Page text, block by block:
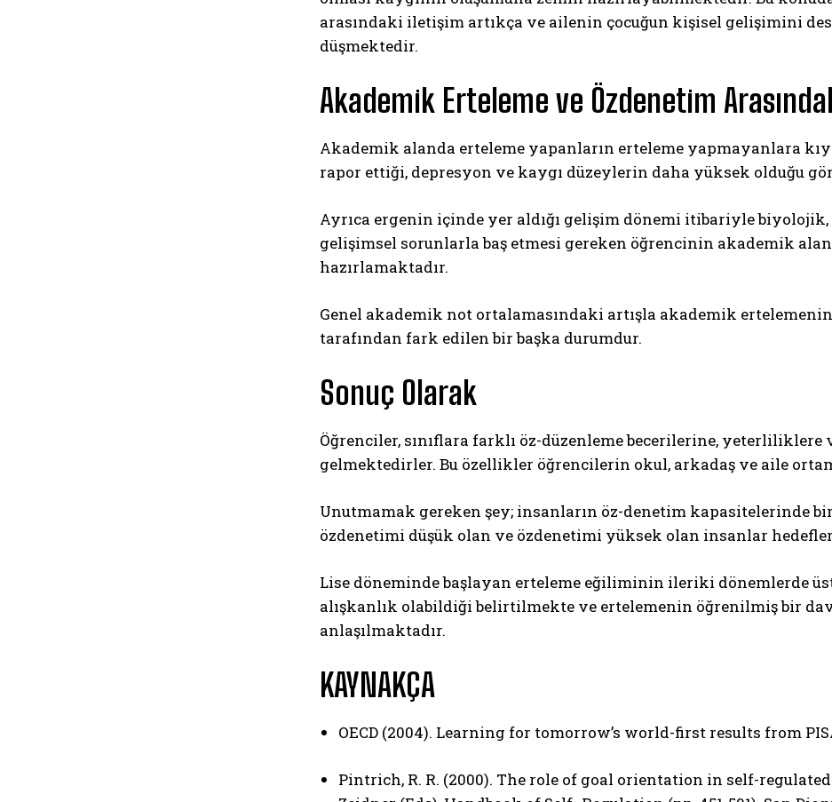
arasındaki iletişim artıkça ve ailenin çocuğun kişisel gelişimini
düşmektedir.
Akademik Erteleme ve Özdenetim
Akademik alanda erteleme yapanların erteleme yapmayanlara
rapor ettiği, depresyon ve kaygı düzeylerin daha yüksek olduğu
Ayrıca ergenin içinde yer aldığı gelişim dönemi itibariyle
gelişimsel sorunlarla baş etmesi gereken öğrencinin akademik
hazırlamaktadır.
Genel akademik not ortalamasındaki artışla akademik
tarafından fark edilen bir başka durumdur.
Sonuç Olarak
Öğrenciler, sınıflara farklı öz-düzenleme becerilerine,
gelmektedirler. Bu özellikler öğrencilerin okul, arkadaş ve aile
Unutmamak gereken şey; insanların öz-denetim kapasitelerinde
özdenetimi düşük olan ve özdenetimi yüksek olan insanlar
Lise döneminde başlayan erteleme eğiliminin ileriki dönemlerde
alışkanlık olabildiği belirtilmekte ve ertelemenin öğrenilmiş bir
anlaşılmaktadır.
KAYNAKÇA
OECD (2004). Learning for tomorrow’s world-first results from
Pintrich, R. R. (2000). The role of goal orientation in self-